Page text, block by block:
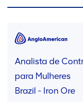
Analista de
para Mulheres
Brazil - Iron Ore